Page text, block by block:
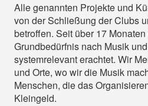
Alle genannten Projekte und
von der Schließung der Clubs
betroffen. Seit über 17
Grundbedürfnis nach Musik
systemrelevant erachtet. Wir
und Orte, wo wir die Musik
Menschen, die das
Kleingeld.